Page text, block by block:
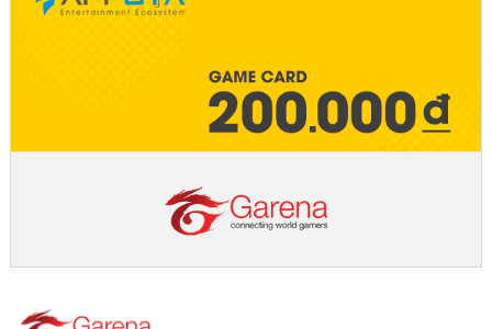
ĐĂNG KÝ